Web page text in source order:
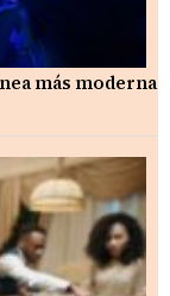
más moderna